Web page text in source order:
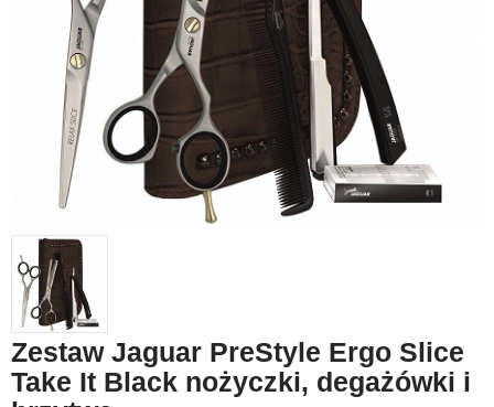
Zestaw Jaguar PreStyle Ergo Slice
Take It Black nożyczki, degażówki i